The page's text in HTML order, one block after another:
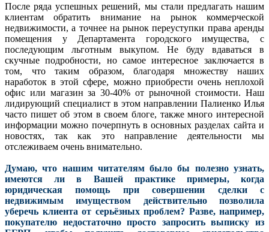
После ряда успешных решений, мы стали предлагать нашим
клиентам обратить внимание на рынок коммерческой
недвижимости, а точнее на рынок переуступки права аренды
помещения у Департамента городского имущества, с
последующим льготным выкупом. Не буду вдаваться в
скучные подробности, но самое интересное заключается в
том, что таким образом, благодаря множеству наших
наработок в этой сфере, можно приобрести очень неплохой
офис или магазин за 30-40% от рыночной стоимости. Наш
лидирующий специалист в этом направлении Палиенко Илья
часто пишет об этом в своем блоге, также много интересной
информации можно почерпнуть в основных разделах сайта и
новостях, так как это направление деятельности мы
отслеживаем очень внимательно.
Думаю, что нашим читателям было бы полезно узнать,
имеются ли в Вашей практике примеры, когда
юридическая помощь при совершении сделки с
недвижимым имуществом действительно позволила
уберечь клиента от серьёзных проблем? Разве, например,
покупателю недостаточно просто запросить выписку из